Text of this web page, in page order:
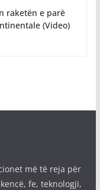
raketën e parë
(Video)
më të reja për
fe, teknologji,